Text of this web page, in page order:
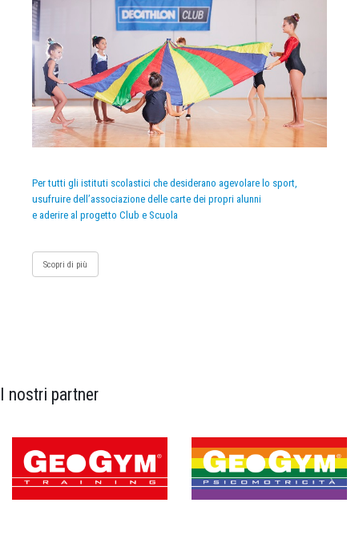
Per tutti gli istituti scolastici che desiderano agevolare lo sport,
usufruire dell’associazione delle carte dei propri alunni
e aderire al progetto Club e Scuola
Scopri di più
I nostri partner